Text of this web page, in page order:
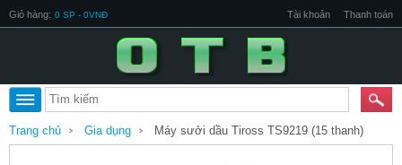
Giỏ hàng: 0 SP - 0VNĐ Tài khoản Thanh toán
Trang chủ Gia dụng Máy sưởi dầu Tiross TS9219 (15 thanh)